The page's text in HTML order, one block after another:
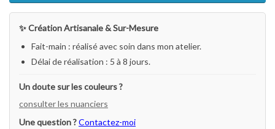
✨ Création Artisanale & Sur-Mesure
Fait-main : réalisé avec soin dans mon atelier.
Délai de réalisation : 5 à 8 jours.
Un doute sur les couleurs ?
consulter les nuanciers
Une question ?Contactez-moi